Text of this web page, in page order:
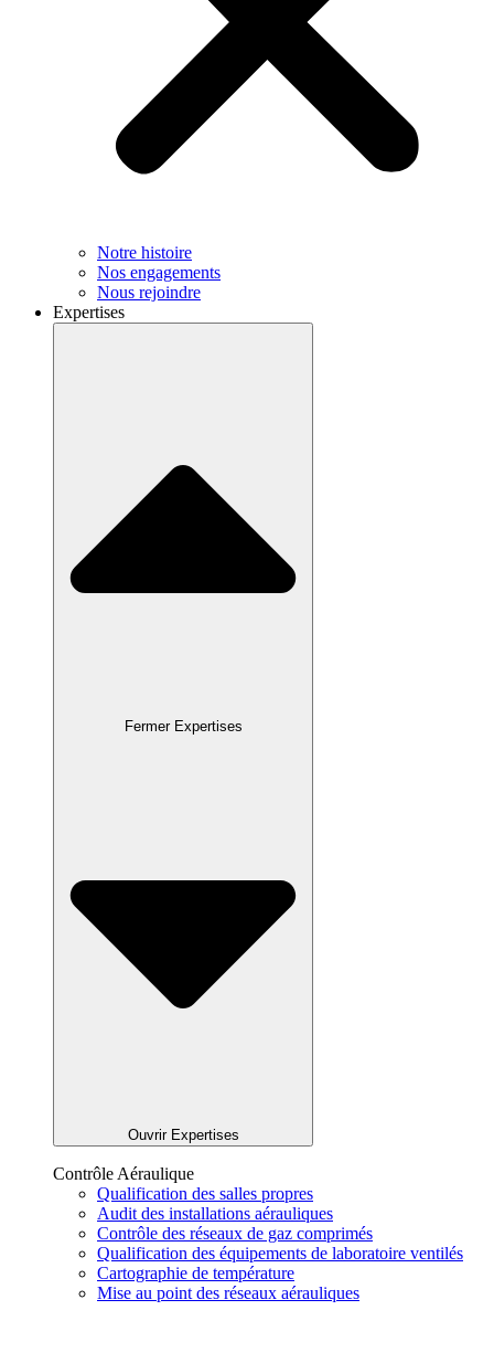
Notre histoire
Nos engagements
Nous rejoindre
Expertises
Fermer Expertises
Ouvrir Expertises
Contrôle Aéraulique
Qualification des salles propres
Audit des installations aérauliques
Contrôle des réseaux de gaz comprimés
Qualification des équipements de laboratoire ventilés
Cartographie de température
Mise au point des réseaux aérauliques